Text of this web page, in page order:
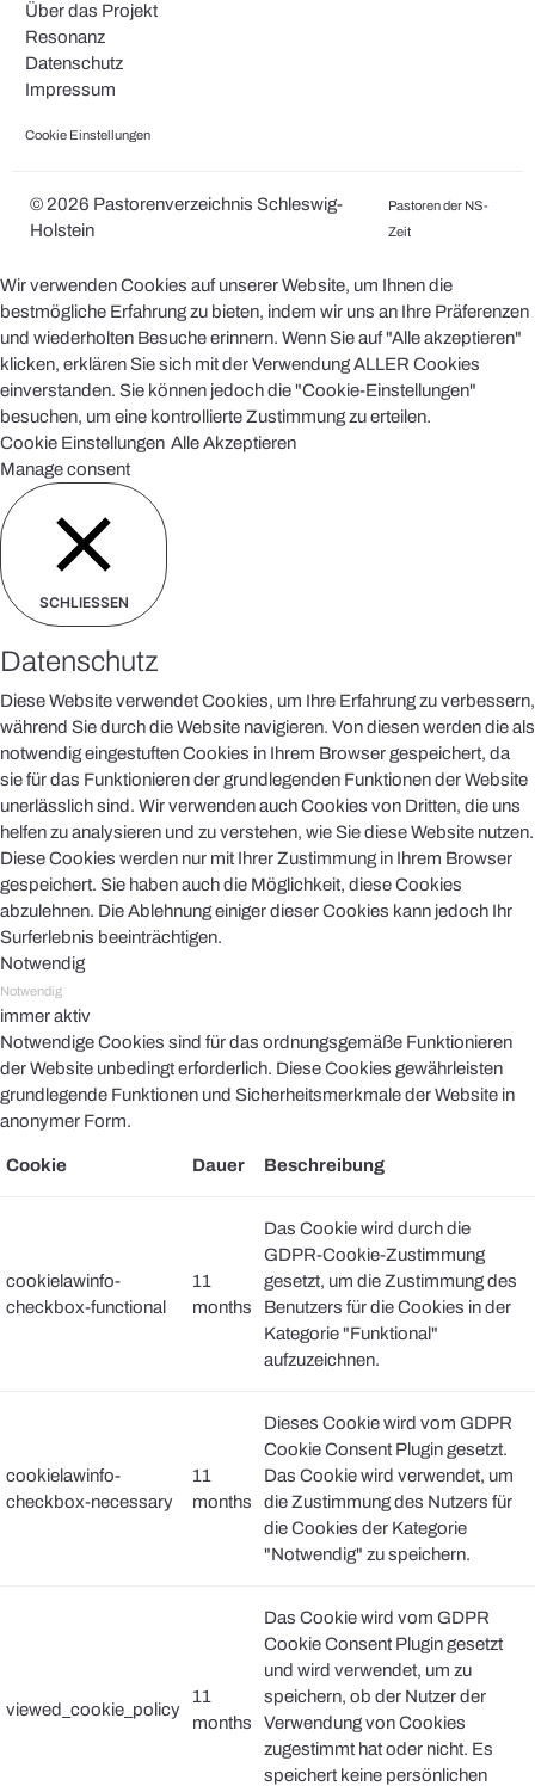
Über das Projekt
Resonanz
Datenschutz
Impressum
Cookie Einstellungen
© 2026 Pastorenverzeichnis Schleswig-
Holstein
Pastoren der NS-
Zeit
Wir verwenden Cookies auf unserer Website, um Ihnen die
bestmögliche Erfahrung zu bieten, indem wir uns an Ihre Präferenzen
und wiederholten Besuche erinnern. Wenn Sie auf "Alle akzeptieren"
klicken, erklären Sie sich mit der Verwendung ALLER Cookies
einverstanden. Sie können jedoch die "Cookie-Einstellungen"
besuchen, um eine kontrollierte Zustimmung zu erteilen.
Cookie Einstellungen Alle Akzeptieren
Manage consent
SCHLIESSEN
Datenschutz
Diese Website verwendet Cookies, um Ihre Erfahrung zu verbessern,
während Sie durch die Website navigieren. Von diesen werden die als
notwendig eingestuften Cookies in Ihrem Browser gespeichert, da
sie für das Funktionieren der grundlegenden Funktionen der Website
unerlässlich sind. Wir verwenden auch Cookies von Dritten, die uns
helfen zu analysieren und zu verstehen, wie Sie diese Website nutzen.
Diese Cookies werden nur mit Ihrer Zustimmung in Ihrem Browser
gespeichert. Sie haben auch die Möglichkeit, diese Cookies
abzulehnen. Die Ablehnung einiger dieser Cookies kann jedoch Ihr
Surferlebnis beeinträchtigen.
Notwendig
Notwendig
immer aktiv
Notwendige Cookies sind für das ordnungsgemäße Funktionieren
der Website unbedingt erforderlich. Diese Cookies gewährleisten
grundlegende Funktionen und Sicherheitsmerkmale der Website in
anonymer Form.
Cookie Dauer Beschreibung
cookielawinfo-
checkbox-functional
11
months
Das Cookie wird durch die
GDPR-Cookie-Zustimmung
gesetzt, um die Zustimmung des
Benutzers für die Cookies in der
Kategorie "Funktional"
aufzuzeichnen.
cookielawinfo-
checkbox-necessary
11
months
Dieses Cookie wird vom GDPR
Cookie Consent Plugin gesetzt.
Das Cookie wird verwendet, um
die Zustimmung des Nutzers für
die Cookies der Kategorie
"Notwendig" zu speichern.
viewed_cookie_policy
11
months
Das Cookie wird vom GDPR
Cookie Consent Plugin gesetzt
und wird verwendet, um zu
speichern, ob der Nutzer der
Verwendung von Cookies
zugestimmt hat oder nicht. Es
speichert keine persönlichen